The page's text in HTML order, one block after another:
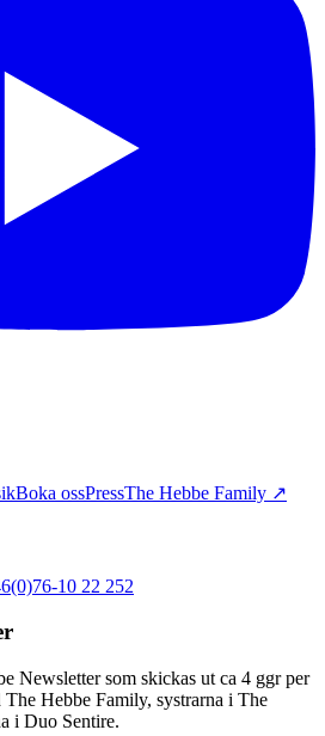
Boka ossPressThe Hebbe Family ↗
10 22 252
Newsletter som skickas ut ca 4 ggr per
Hebbe Family, systrarna i The
i Duo Sentire.